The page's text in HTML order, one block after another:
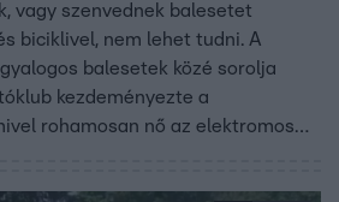
vagy szenvednek balesetet
biciklivel, nem lehet tudni. A
balesetek közé sorolja
kezdeményezte a
rohamosan nő az elektromos